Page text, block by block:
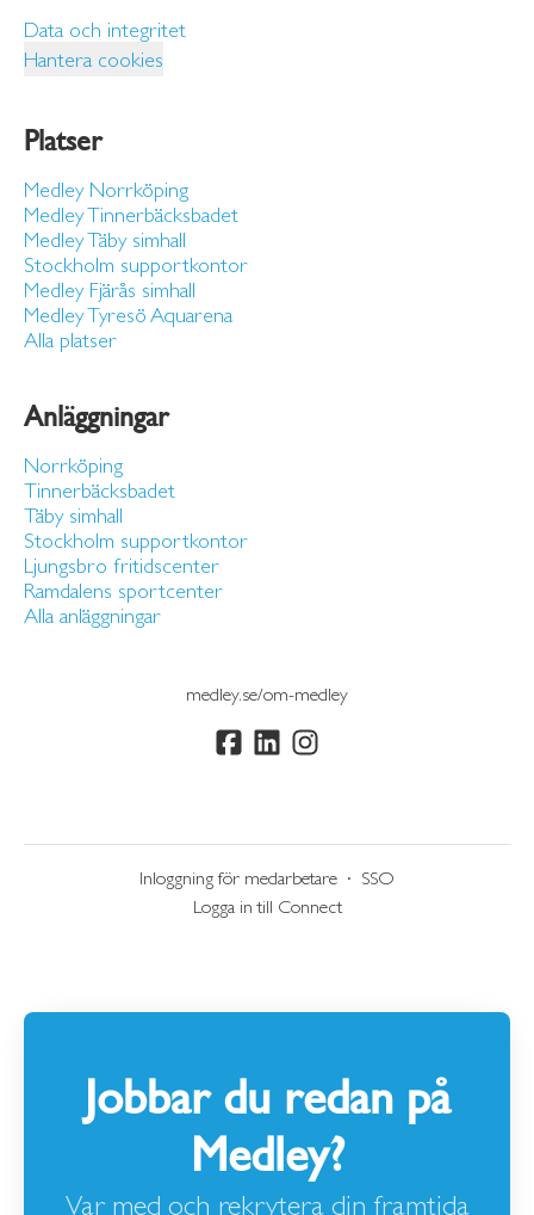
Data och integritet
Hantera cookies
Platser
Medley Norrköping
Medley Tinnerbäcksbadet
Medley Täby simhall
Stockholm supportkontor
Medley Fjärås simhall
Medley Tyresö Aquarena
Alla platser
Anläggningar
Norrköping
Tinnerbäcksbadet
Täby simhall
Stockholm supportkontor
Ljungsbro fritidscenter
Ramdalens sportcenter
Alla anläggningar
medley.se/om-medley
Inloggning för medarbetare · SSO
Logga in till Connect
Jobbar du redan på
Medley?
Var med och rekrytera din framtida